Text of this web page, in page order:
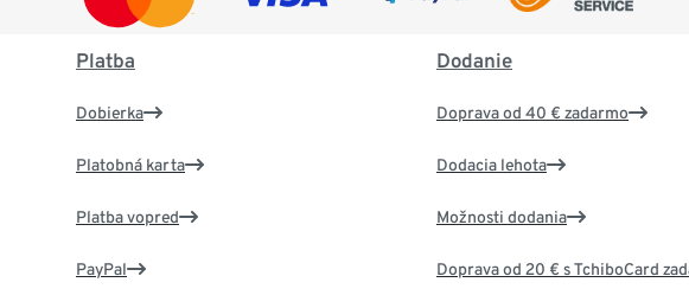
Platba
Dobierka
Platobná karta
Platba vopred
PayPal
Dodanie
Doprava od 40 € zadarmo
Dodacia lehota
Možnosti dodania
Doprava od 20 € s TchiboCard